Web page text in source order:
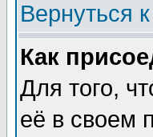
Вернуться
Как
Для того,
её в своем